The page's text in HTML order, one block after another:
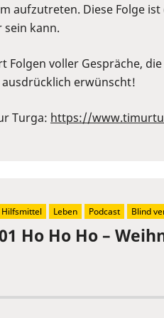
aufzutreten. Diese Folge
kann.
voller Gespräche,
erwünscht!
Turga: https://
Ho Ho Ho –
Hilfsmittel Leben Podcast Blind